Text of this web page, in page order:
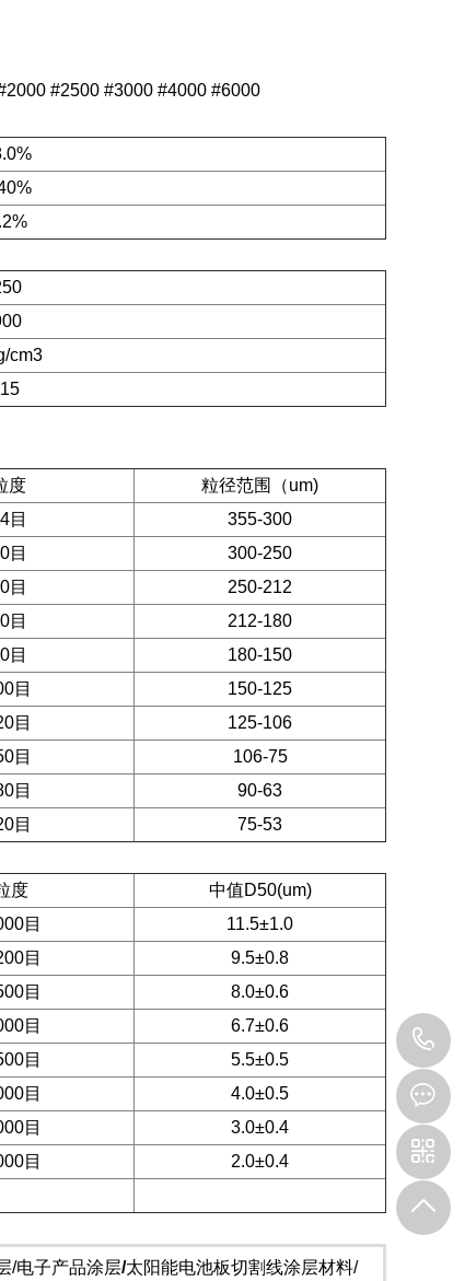
#2500 #3000 #4000 #6000
cm3
度
粒径范围（um)
目
355-300
目
300-250
目
250-212
目
212-180
目
180-150
目
150-125
目
125-106
目
106-75
目
90-63
目
75-53
度
中值D50(um)
目
11.5±1.0
目
9.5±0.8
目
8.0±0.6
目
6.7±0.6
目
5.5±0.5
目
4.0±0.5
目
3.0±0.4
目
2.0±0.4
/电子产品涂层/太阳能电池板切割线涂层材料/